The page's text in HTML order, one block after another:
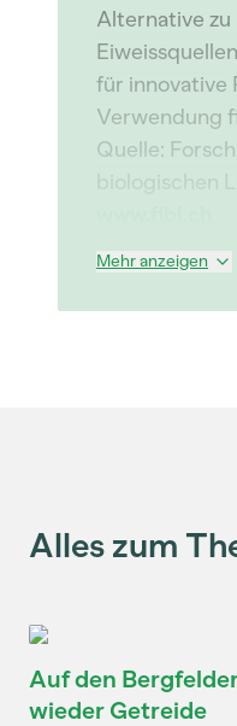
Alternative
für innovative
Verwendung
Quelle:
biologischen
Mehr anzeigen
Alles zum
Auf den
wieder Getreide